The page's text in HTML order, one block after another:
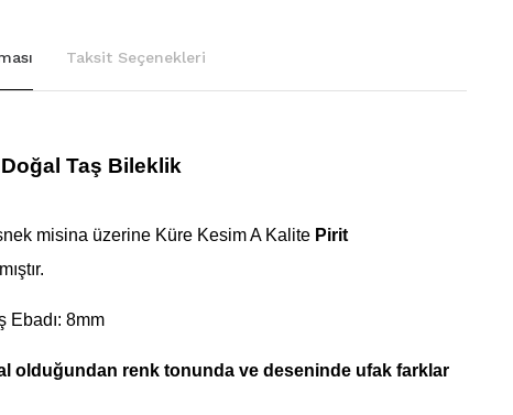
Taksit Seçenekleri
Doğal Taş Bileklik
misina üzerine Küre Kesim A Kalite Pirit
Ebadı: 8mm
olduğundan renk tonunda ve deseninde ufak farklar